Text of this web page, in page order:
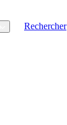
Rechercher